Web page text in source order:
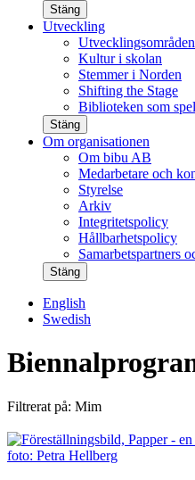
Stäng
Utveckling
Utvecklingsområden
Kultur i skolan
Stemmer i Norden
Shifting the Stage
Biblioteken som
Stäng
Om organisationen
Om bibu AB
Medarbetare och
Styrelse
Arkiv
Integritetspolicy
Hållbarhetspolicy
Samarbetspartners
Stäng
English
Swedish
Filtrerat på: Mim